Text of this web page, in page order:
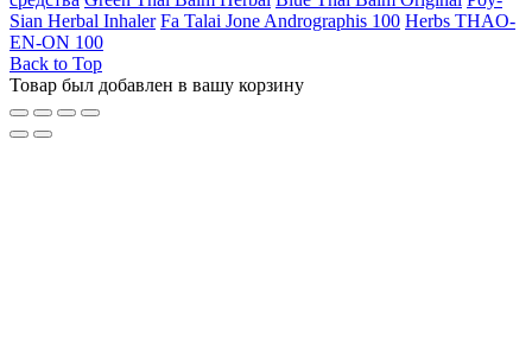
Sian Herbal Inhaler Fa Talai Jone Andrographis 100 Herbs THAO-
EN-ON 100
Back to Top
Товар был добавлен в вашу корзину